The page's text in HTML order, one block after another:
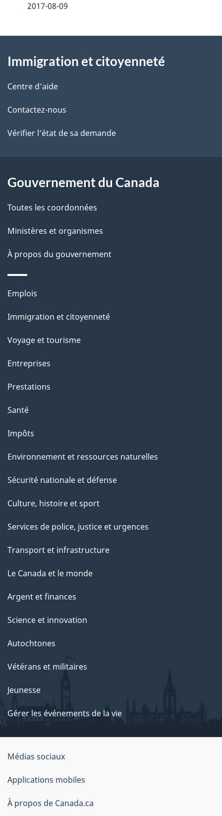
i
l
s
d
l
p
a
g
e
2017-08-09
propos
de
ce
site
Immigration et citoyenneté
Centre d'aide
Contactez-nous
Vérifier l’état de sa demande
Gouvernement du Canada
Toutes les coordonnées
Ministères et organismes
À propos du gouvernement
Thèmes
sujets
Emplois
Immigration et citoyenneté
Voyage et tourisme
Entreprises
Prestations
Santé
Impôts
Environnement et ressources naturelles
Sécurité nationale et défense
Culture, histoire et sport
Services de police, justice et urgences
Transport et infrastructure
Le Canada et le monde
Argent et finances
Science et innovation
Autochtones
Vétérans et militaires
Jeunesse
Gérer les événements de la vie
Organisation
du
gouvernement
du
Médias sociaux
Applications mobiles
À propos de Canada.ca